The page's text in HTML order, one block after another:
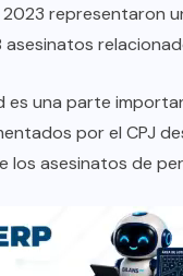
representaron
es una parte
por el CPJ
los asesinatos de